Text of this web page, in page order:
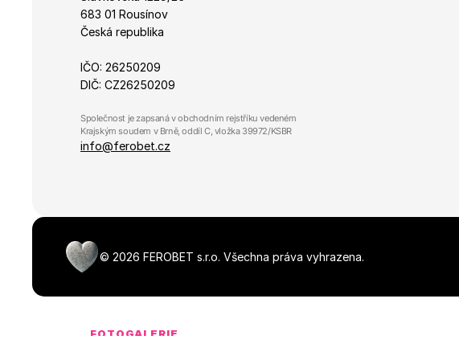
683 01 Rousínov
Česká republika
IČO: 26250209
DIČ: CZ26250209
Společnost je zapsaná v obchodním rejstříku vedeném
Krajským soudem v Brně, oddíl C, vložka 39972/KSBR
info@ferobet.cz
© 2026 FEROBET s.r.o. Všechna práva vyhrazena.
FOTOGALERIE